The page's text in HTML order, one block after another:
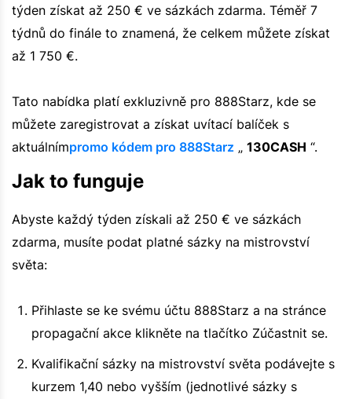
týden získat až 250 € ve sázkách zdarma. Téměř 7
týdnů do finále to znamená, že celkem můžete získat
až 1 750 €.
Tato nabídka platí exkluzivně pro 888Starz, kde se
můžete zaregistrovat a získat uvítací balíček s
aktuálnímpromo kódem pro 888Starz „ 130CASH “.
Jak to funguje
Abyste každý týden získali až 250 € ve sázkách
zdarma, musíte podat platné sázky na mistrovství
světa:
Přihlaste se ke svému účtu 888Starz a na stránce
propagační akce klikněte na tlačítko Zúčastnit se.
Kvalifikační sázky na mistrovství světa podávejte s
kurzem 1,40 nebo vyšším (jednotlivé sázky s